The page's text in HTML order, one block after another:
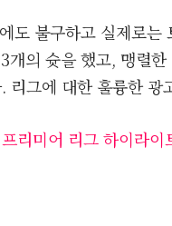
도 불구하고 실제로는
의 슛을 했고, 맹렬
리그에 대한 훌륭한 광
리미어 리그 하이라이